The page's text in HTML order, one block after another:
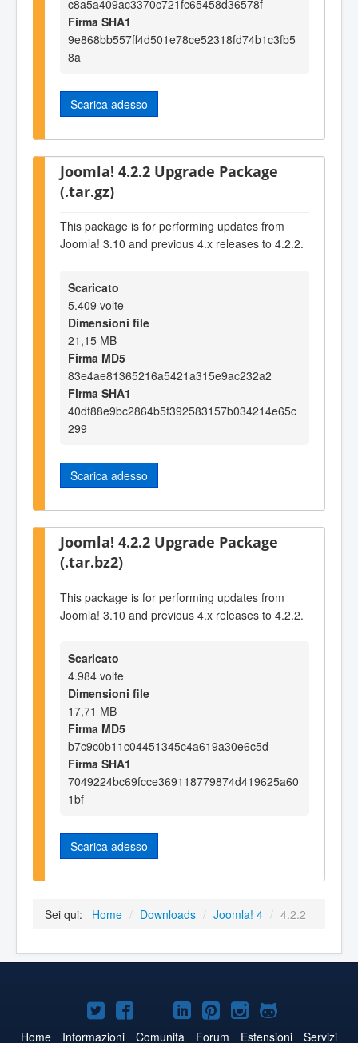
c8a5a409ac3370c721fc65458d36578f
Firma SHA1
9e868bb557ff4d501e78ce52318fd74b1c3fb5
8a
Scarica adesso
Joomla! 4.2.2 Upgrade Package
(.tar.gz)
This package is for performing updates from
Joomla! 3.10 and previous 4.x releases to 4.2.2.
Scaricato
5.409 volte
Dimensioni file
21,15 MB
Firma MD5
83e4ae81365216a5421a315e9ac232a2
Firma SHA1
40df88e9bc2864b5f392583157b034214e65c
299
Scarica adesso
Joomla! 4.2.2 Upgrade Package
(.tar.bz2)
This package is for performing updates from
Joomla! 3.10 and previous 4.x releases to 4.2.2.
Scaricato
4.984 volte
Dimensioni file
17,71 MB
Firma MD5
b7c9c0b11c04451345c4a619a30e6c5d
Firma SHA1
7049224bc69fcce369118779874d419625a60
1bf
Scarica adesso
Sei qui: Home / Downloads / Joomla! 4 / 4.2.2
Joomla!
su
Joomla!
su
Joomla!
su
Joomla!
su
Joomla!
su
Joomla!
su
Joomla!
su
Home Informazioni Comunità Forum Estensioni Servizi